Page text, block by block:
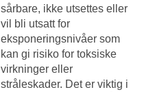
sårbare, ikke utsettes eller
vil bli utsatt for
eksponeringsnivåer som
kan gi risiko for toksiske
virkninger eller
stråleskader. Det er viktig i